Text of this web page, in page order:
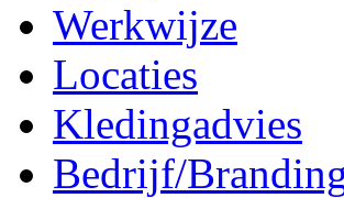
Werkwijze
Locaties
Kledingadvies
Bedrijf/